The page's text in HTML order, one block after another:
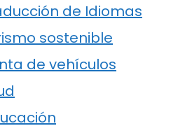
de Idiomas
sostenible
de vehículos